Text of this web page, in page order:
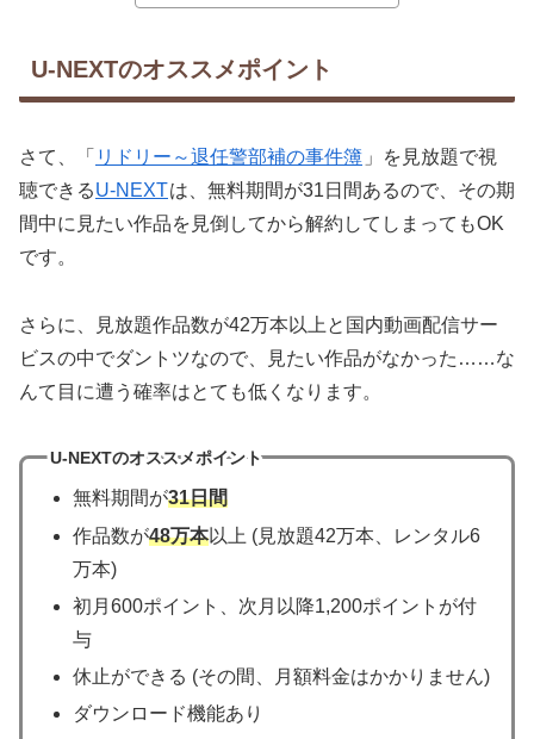
U-NEXTのオススメポイント
さて、「 リドリー～退任警部補の事件簿 」を見放題で視
聴できるU-NEXTは、無料期間が31日間あるので、その期
間中に見たい作品を見倒してから解約してしまってもOK
です。
さらに、見放題作品数が42万本以上と国内動画配信サー
ビスの中でダントツなので、見たい作品がなかった……な
んて目に遭う確率はとても低くなります。
U-NEXTのオススメポイント
無料期間が31日間
作品数が48万本以上 (見放題42万本、レンタル6
万本)
初月600ポイント、次月以降1,200ポイントが付
与
休止ができる (その間、月額料金はかかりません)
ダウンロード機能あり